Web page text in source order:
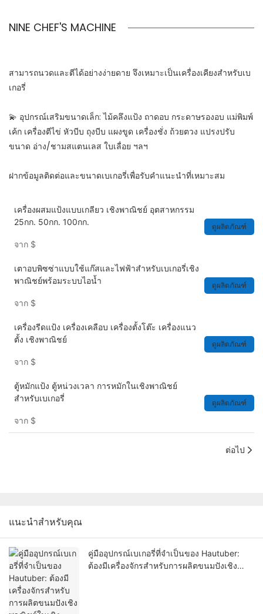
NINE CHEF'S MACHINE
สามารถนวดและตีได้อย่างง่ายดาย จึงเหมาะเป็นเครื่องเคียงสำหรับเบ
เกอรี่
💫 อุปกรณ์เสริมขนาดเล็ก: ไม้คลึงแป้ง ถาดอบ กระดาษรองอบ แม่พิมพ์
เค้ก เครื่องตีไข่ หัวบีบ ถุงบีบ แผงขูด เครื่องชั่ง ถ้วยตวง แปรงปรับ
ขนาด อ่าง/ชามสแตนเลส ใบเลื่อย ฯลฯ
ฝากข้อมูลติดต่อและขนาดเบเกอรี่เพื่อรับคำแนะนำที่เหมาะสม
เครื่องผสมแป้งแบบเกลียว เชิงพาณิชย์ อุตสาหกรรม
25กก. 50กก. 100กก.
จาก $
ดูผลิตภัณฑ์
เตาอบพิซซ่าแบบใช้แก๊สและไฟฟ้าสำหรับเบเกอรี่เชิง
พาณิชย์พร้อมระบบไอน้ำ
จาก $
ดูผลิตภัณฑ์
เครื่องรีดแป้ง เครื่องเคลือบ เครื่องตั้งโต๊ะ เครื่องแนว
ตั้ง เชิงพาณิชย์
จาก $
ดูผลิตภัณฑ์
ตู้หมักแป้ง ตู้หน่วงเวลา การหมักในเชิงพาณิชย์
สำหรับเบเกอรี่
จาก $
ดูผลิตภัณฑ์
ต่อไป
แนะนำสำหรับคุณ
คู่มืออุปกรณ์เบเกอรี่ที่จำเป็นของ Hautuber:
ต้องมีเครื่องจักรสำหรับการผลิตขนมปังเชิง